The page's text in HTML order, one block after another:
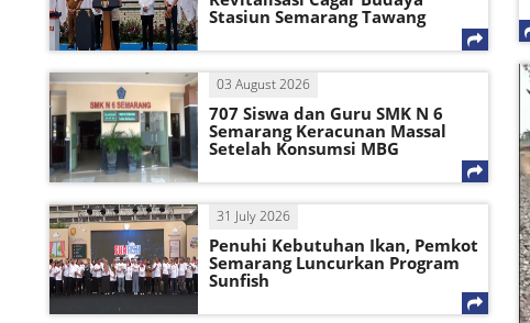
Stasiun Semarang Tawang
03 August 2026
707 Siswa dan Guru SMK N 6
Semarang Keracunan Massal
Setelah Konsumsi MBG
31 July 2026
Penuhi Kebutuhan Ikan, Pemkot
Semarang Luncurkan Program
Sunfish